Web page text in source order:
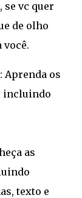
se vc quer
de olho
você.
: Aprenda os
incluindo
as
texto e